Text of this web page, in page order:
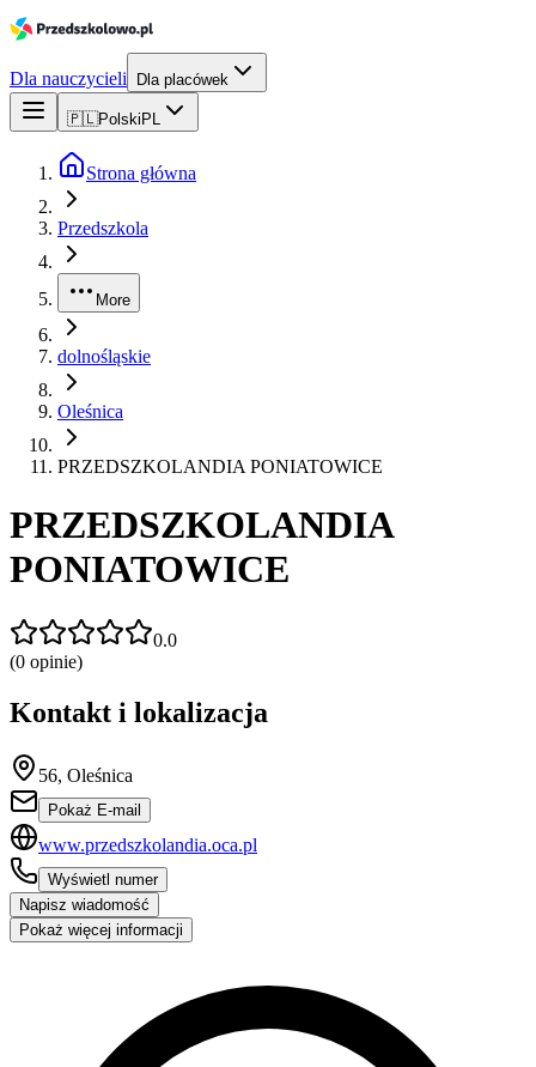
Dla nauczycieli Dla placówek
🇵🇱Polski PL
Strona główna
Przedszkola
More
dolnośląskie
Oleśnica
PRZEDSZKOLANDIA PONIATOWICE
PRZEDSZKOLANDIA
PONIATOWICE
0.0
(0 opinie)
Kontakt i lokalizacja
56, Oleśnica
Pokaż E-mail
www.przedszkolandia.oca.pl
Wyświetl numer
Napisz wiadomość
Pokaż więcej informacji